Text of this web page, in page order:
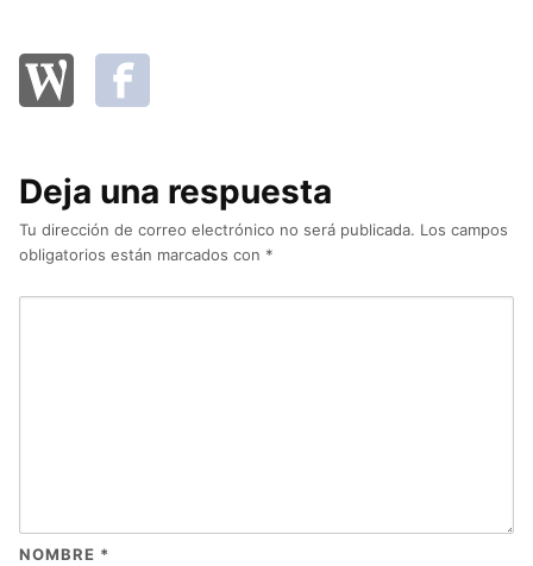
Deja una respuesta
Tu dirección de correo electrónico no será publicada. Los campos
obligatorios están marcados con *
NOMBRE *